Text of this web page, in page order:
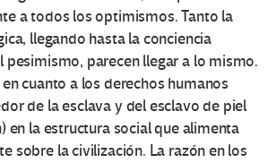
a todos los optimismos. Tanto la
llegando hasta la conciencia
pesimismo, parecen llegar a lo mismo.
cuanto a los derechos humanos
de la esclava y del esclavo de piel
en la estructura social que alimenta
sobre la civilización. La razón en los